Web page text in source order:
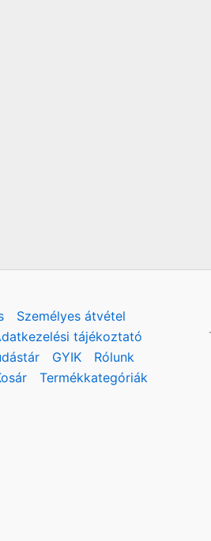
Személyes átvétel
tájékoztató
GYIK
Rólunk
Termékkategóriák